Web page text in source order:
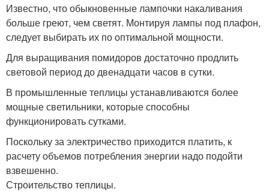
Известно, что обыкновенные лампочки накаливания
больше греют, чем светят. Монтируя лампы под плафон,
следует выбирать их по оптимальной мощности.
Для выращивания помидоров достаточно продлить
световой период до двенадцати часов в сутки.
В промышленные теплицы устанавливаются более
мощные светильники, которые способны
функционировать сутками.
Поскольку за электричество приходится платить, к
расчету объемов потребления энергии надо подойти
взвешенно.
Строительство теплицы.